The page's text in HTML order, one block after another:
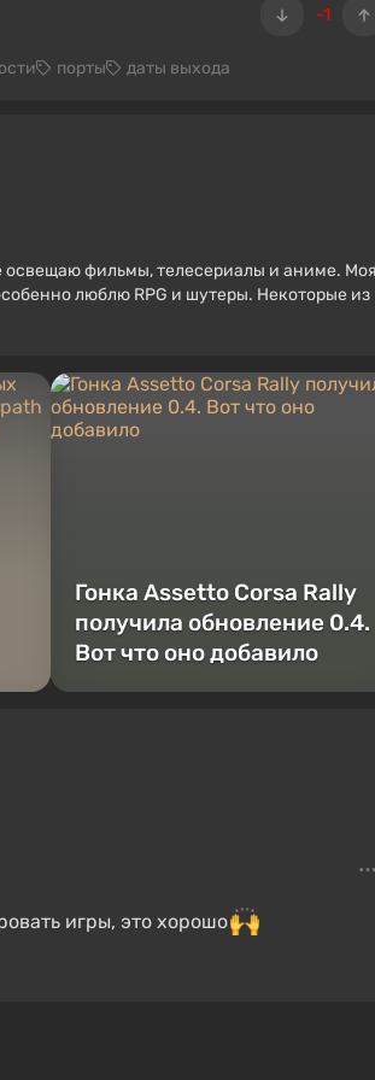
-1
порты даты выхода
освещаю фильмы, телесериалы и аниме.
люблю RPG и шутеры. Некоторые из
Гонка Assetto Corsa Rally
получила обновление 0.4.
Вот что оно добавило
игры, это хорошо